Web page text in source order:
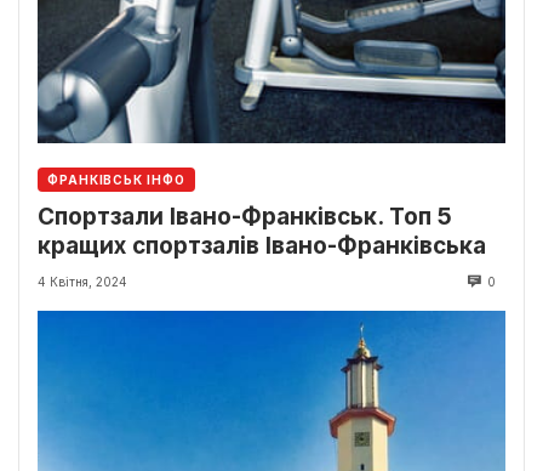
ФРАНКІВСЬК ІНФО
Спортзали Івано-Франківськ. Топ 5
кращих спортзалів Івано-Франківська
4 Квітня, 2024 0